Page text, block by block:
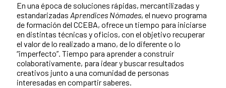
En una época de soluciones rápidas, mercantilizadas y
estandarizadas Aprendices Nómades, el nuevo programa
de formación del CCEBA, ofrece un tiempo para iniciarse
en distintas técnicas y oficios, con el objetivo recuperar
el valor de lo realizado a mano, de lo diferente o lo
“imperfecto”. Tiempo para aprender a construir
colaborativamente, para idear y buscar resultados
creativos junto a una comunidad de personas
interesadas en compartir saberes.